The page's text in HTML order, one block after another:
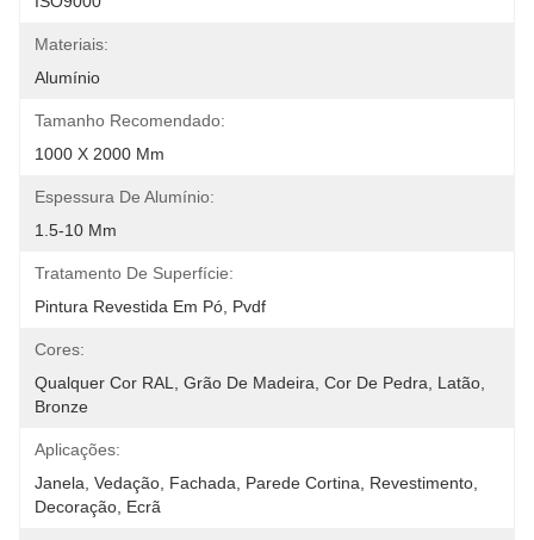
Materiais:
Alumínio
Tamanho Recomendado:
1000 X 2000 Mm
Espessura De Alumínio:
1.5-10 Mm
Tratamento De Superfície:
Pintura Revestida Em Pó, Pvdf
Cores:
Qualquer Cor RAL, Grão De Madeira, Cor De Pedra, Latão,
Bronze
Aplicações:
Janela, Vedação, Fachada, Parede Cortina, Revestimento,
Decoração, Ecrã